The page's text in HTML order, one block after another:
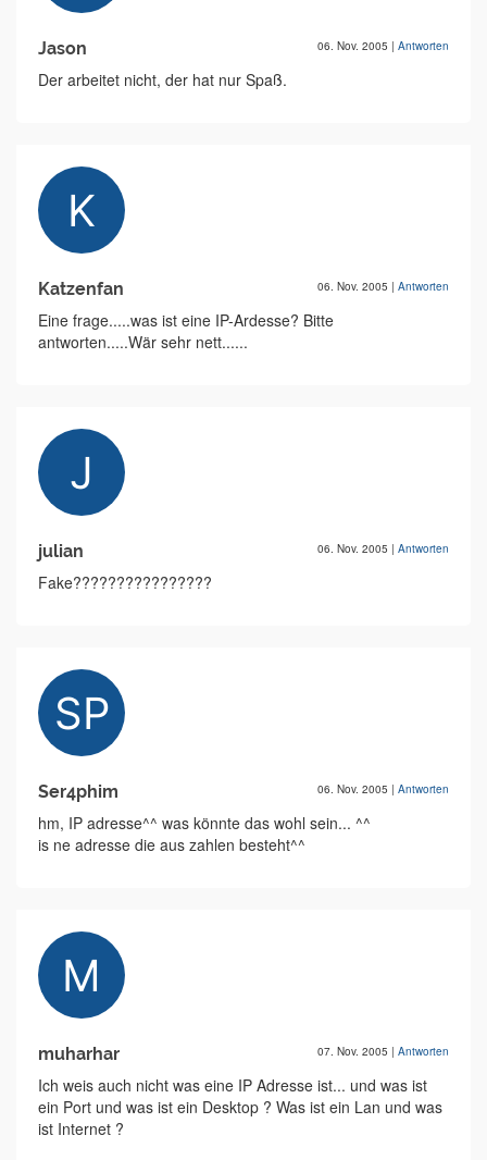
Jason 06. Nov. 2005 | Antworten
Der arbeitet nicht, der hat nur Spaß.
Katzenfan 06. Nov. 2005 | Antworten
Eine frage.....was ist eine IP-Ardesse? Bitte
antworten.....Wär sehr nett......
julian 06. Nov. 2005 | Antworten
Fake????????????????
Ser4phim 06. Nov. 2005 | Antworten
hm, IP adresse^^ was könnte das wohl sein... ^^
is ne adresse die aus zahlen besteht^^
muharhar 07. Nov. 2005 | Antworten
Ich weis auch nicht was eine IP Adresse ist... und was ist
ein Port und was ist ein Desktop ? Was ist ein Lan und was
ist Internet ?